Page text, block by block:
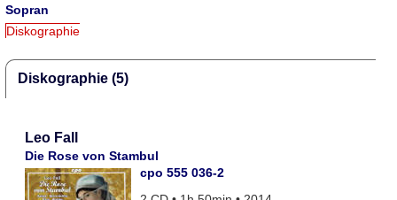
Sopran
Diskographie
Diskographie (5)
Leo Fall
Die Rose von Stambul
cpo 555 036-2